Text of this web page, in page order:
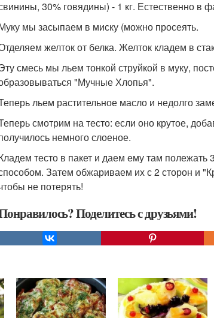
30% говядины) - 1 кг. Естественно в
мы засыпаем в миску (можно просеять.
желток от белка. Желток кладем в
смесь мы льем тонкой струйкой в муку,
"Мучные Хлопья".
льем растительное масло и недолго
смотрим на тесто: если оно крутое,
немного слоеное.
тесто в пакет и даем ему там
Затем обжариваем их с 2 сторон и
не потерять!
Поделитесь с друзьями!